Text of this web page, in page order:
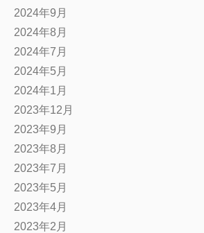
2024年9月
2024年8月
2024年7月
2024年5月
2024年1月
2023年12月
2023年9月
2023年8月
2023年7月
2023年5月
2023年4月
2023年2月